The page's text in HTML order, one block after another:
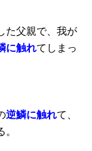
た父親で、我が
に触れてしまっ
逆鱗に触れて、